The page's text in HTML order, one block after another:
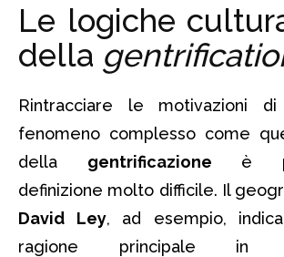
Le logiche
della
Rintracciare le motivazioni di
fenomeno complesso come
della gentrificazione
è
definizione molto difficile. Il
David Ley, ad esempio,
ragione principale in